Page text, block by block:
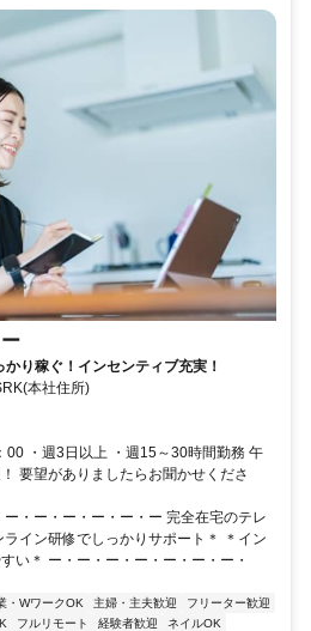
り稼ぐ！インセンティブ充実！
本社住所)
00 ・週3日以上 ・週15～30時間勤務 午
要望がありましたらお聞かせくださ
・ー・ー・ー・ー・ー 完全在宅のテレ
イン研修でしっかりサポート＊ ＊イン
い＊ ー・ー・ー・ー・ー・ー・ー・
・WワークOK 主婦・主夫歓迎
フリーター歓迎
フルリモート 経験者歓迎
ネイルOK